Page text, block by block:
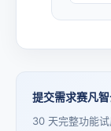
提交需求赛凡
30 天完整功能